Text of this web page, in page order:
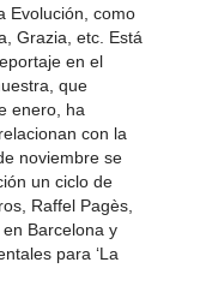
Evolución, como
Grazia, etc. Está
en el
que
enero, ha
con la
noviembre se
un ciclo de
Raffel Pagès,
Barcelona y
para ‘La